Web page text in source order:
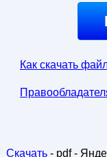
Как скачать
Скачать- pdf -